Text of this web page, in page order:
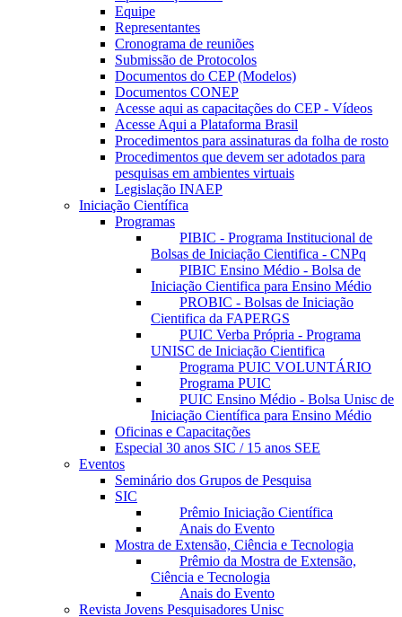
Equipe
Representantes
Cronograma de reuniões
Submissão de Protocolos
Documentos do CEP (Modelos)
Documentos CONEP
Acesse aqui as capacitações do CEP - Vídeos
Acesse Aqui a Plataforma Brasil
Procedimentos para assinaturas da folha de rosto
Procedimentos que devem ser adotados para
pesquisas em ambientes virtuais
Legislação INAEP
Iniciação Científica
Programas
PIBIC - Programa Institucional de
Bolsas de Iniciação Cientifica - CNPq
PIBIC Ensino Médio - Bolsa de
Iniciação Cientifica para Ensino Médio
PROBIC - Bolsas de Iniciação
Cientifica da FAPERGS
PUIC Verba Própria - Programa
UNISC de Iniciação Cientifica
Programa PUIC VOLUNTÁRIO
Programa PUIC
PUIC Ensino Médio - Bolsa Unisc de
Iniciação Científica para Ensino Médio
Oficinas e Capacitações
Especial 30 anos SIC / 15 anos SEE
Eventos
Seminário dos Grupos de Pesquisa
SIC
Prêmio Iniciação Científica
Anais do Evento
Mostra de Extensão, Ciência e Tecnologia
Prêmio da Mostra de Extensão,
Ciência e Tecnologia
Anais do Evento
Revista Jovens Pesquisadores Unisc